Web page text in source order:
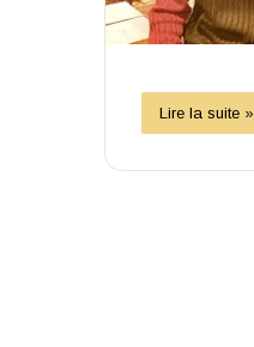
Lire la suite »